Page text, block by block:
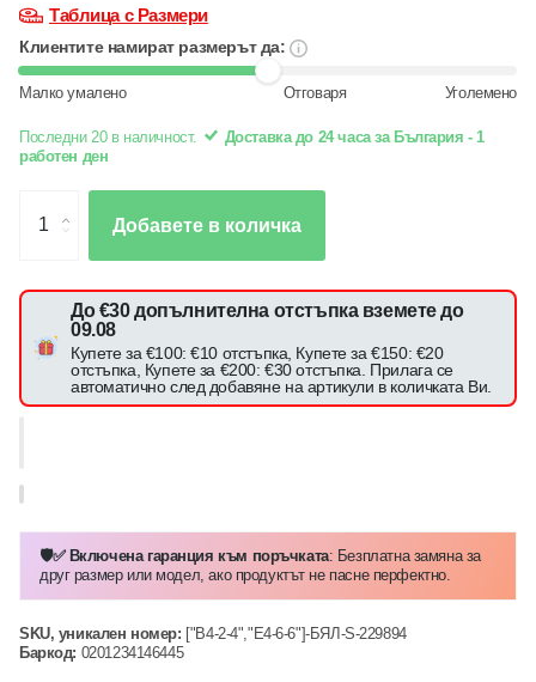
Таблица с Размери
Клиентите намират размерът да:
Малко умалено Отговаря Уголемено
Последни 20 в наличност.
Доставка до 24 часа за България - 1
работен ден
Добавете в количка
До €30 допълнителна отстъпка вземете до
09.08
Купете за €100: €10 отстъпка, Купете за €150: €20
отстъпка, Купете за €200: €30 отстъпка. Прилага се
автоматично след добавяне на артикули в количката Ви.
🛡️✅ Включена гаранция към поръчката: Безплатна замяна за
друг размер или модел, ако продуктът не пасне перфектно.
SKU, уникален номер: ["B4-2-4","E4-6-6"]-БЯЛ-S-229894
Баркод: 0201234146445